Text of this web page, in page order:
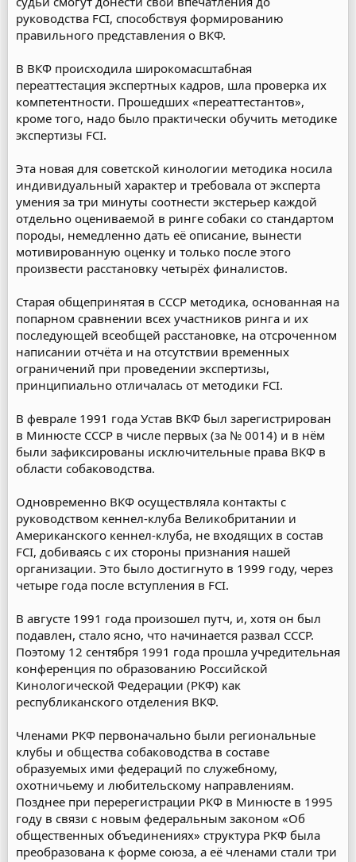
руководства FCI, способствуя формированию
правильного представления о ВКФ.
В ВКФ происходила широкомасштабная
переаттестация экспертных кадров, шла проверка их
компетентности. Прошедших «переаттестантов»,
кроме того, надо было практически обучить методике
экспертизы FCI.
Эта новая для советской кинологии методика носила
индивидуальный характер и требовала от эксперта
умения за три минуты соотнести экстерьер каждой
отдельно оцениваемой в ринге собаки со стандартом
породы, немедленно дать её описание, вынести
мотивированную оценку и только после этого
произвести расстановку четырёх финалистов.
Старая общепринятая в СССР методика, основанная на
попарном сравнении всех участников ринга и их
последующей всеобщей расстановке, на отсроченном
написании отчёта и на отсутствии временных
ограничений при проведении экспертизы,
принципиально отличалась от методики FCI.
В феврале 1991 года Устав ВКФ был зарегистрирован
в Минюсте СССР в числе первых (за № 0014) и в нём
были зафиксированы исключительные права ВКФ в
области собаководства.
Одновременно ВКФ осуществляла контакты с
руководством кеннел-клуба Великобритании и
Американского кеннел-клуба, не входящих в состав
FCI, добиваясь с их стороны признания нашей
организации. Это было достигнуто в 1999 году, через
четыре года после вступления в FCI.
В августе 1991 года произошел путч, и, хотя он был
подавлен, стало ясно, что начинается развал СССР.
Поэтому 12 сентября 1991 года прошла учредительная
конференция по образованию Российской
Кинологической Федерации (РКФ) как
республиканского отделения ВКФ.
Членами РКФ первоначально были региональные
клубы и общества собаководства в составе
образуемых ими федераций по служебному,
охотничьему и любительскому направлениям.
Позднее при перерегистрации РКФ в Минюсте в 1995
году в связи с новым федеральным законом «Об
общественных объединениях» структура РКФ была
преобразована к форме союза, а её членами стали три